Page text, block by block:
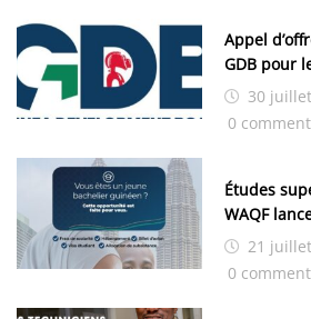
Appel
GDB pour
industrielle
30
0
Études
WAQF
bourses
21
0